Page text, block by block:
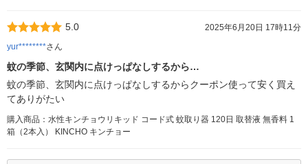
5.0
2025年6月20日 17時11分
yur********さん
蚊の季節、玄関内に点けっぱなしするから…
蚊の季節、玄関内に点けっぱなしするからクーポン使って安く買え
てありがたい
購入商品：水性キンチョウリキッド コード式 蚊取り器 120日 取替液 無香料 1
箱（2本入） KINCHO キンチョー